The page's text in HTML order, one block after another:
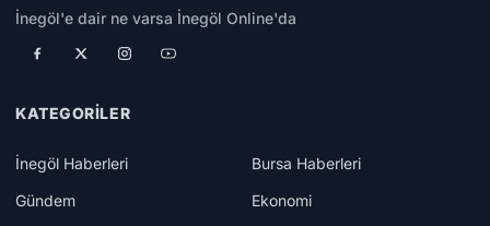
İnegöl'e dair ne varsa İnegöl Online'da
KATEGORILER
İnegöl Haberleri
Bursa Haberleri
Gündem
Ekonomi